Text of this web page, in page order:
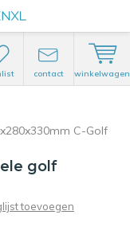
contact winkelwagen
C-Golf
golf
toevoegen